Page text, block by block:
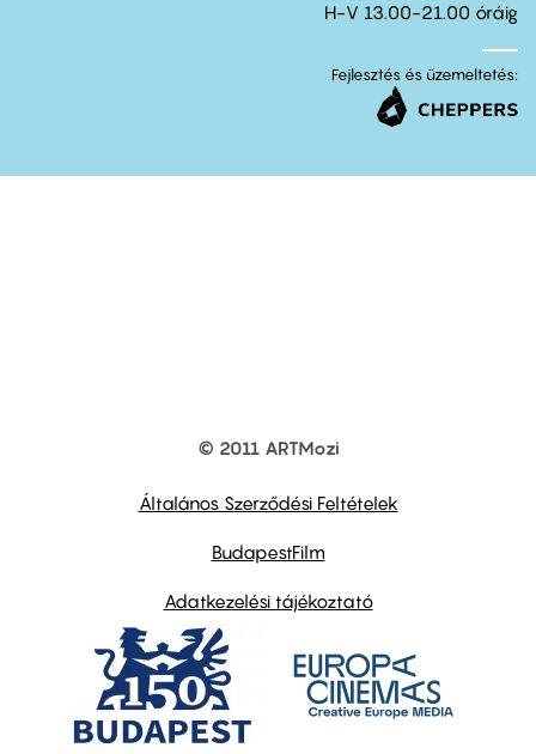
H-V 13.00-21.00 óráig
Fejlesztés és üzemeltetés:
© 2011 ARTMozi
Általános Szerződési Feltételek
BudapestFilm
Adatkezelési tájékoztató